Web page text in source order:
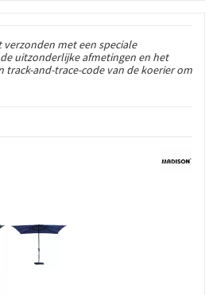
met een speciale
uitzonderlijke afmetingen en het
track-and-trace-code van de koerier om